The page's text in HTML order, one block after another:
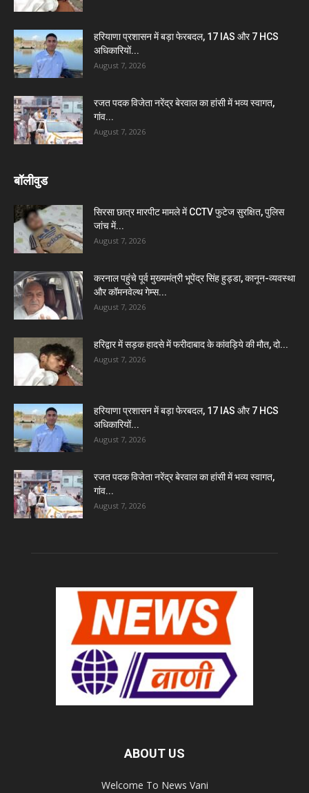
हरियाणा प्रशासन में बड़ा फेरबदल, 17 IAS और 7 HCS
अधिकारियों...
August 7, 2026
रजत पदक विजेता नरेंद्र बेरवाल का हांसी में भव्य स्वागत,
गांव...
August 7, 2026
बॉलीवुड
सिरसा छात्र मारपीट मामले में CCTV फुटेज सुरक्षित, पुलिस
जांच में...
August 7, 2026
करनाल पहुंचे पूर्व मुख्यमंत्री भूपेंद्र सिंह हुड्डा, कानून-व्यवस्था
और कॉमनवेल्थ गेम्स...
August 7, 2026
हरिद्वार में सड़क हादसे में फरीदाबाद के कांवड़िये की मौत, दो...
August 7, 2026
हरियाणा प्रशासन में बड़ा फेरबदल, 17 IAS और 7 HCS
अधिकारियों...
August 7, 2026
रजत पदक विजेता नरेंद्र बेरवाल का हांसी में भव्य स्वागत,
गांव...
August 7, 2026
ABOUT US
Welcome To News Vani